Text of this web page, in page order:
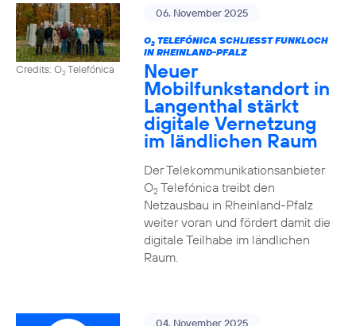
Credits: O2Telefónica
06. November 2025
O2TELEFÓNICA SCHLIESST FUNKLOCH I
N RHEINLAND-PFALZ
Neuer
Mobilfunkstandort in
Langenthal stärkt
digitale Vernetzung
im ländlichen Raum
Der Telekommunikationsanbieter
O2Telefónica treibt den
Netzausbau in Rheinland-Pfalz
weiter voran und fördert damit die
digitale Teilhabe im ländlichen
Raum.
04. November 2025